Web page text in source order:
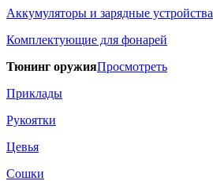
Аккумуляторы и зарядные устройства
Комплектующие для фонарей
Тюнинг оружияПросмотреть
Приклады
Рукоятки
Цевья
Сошки